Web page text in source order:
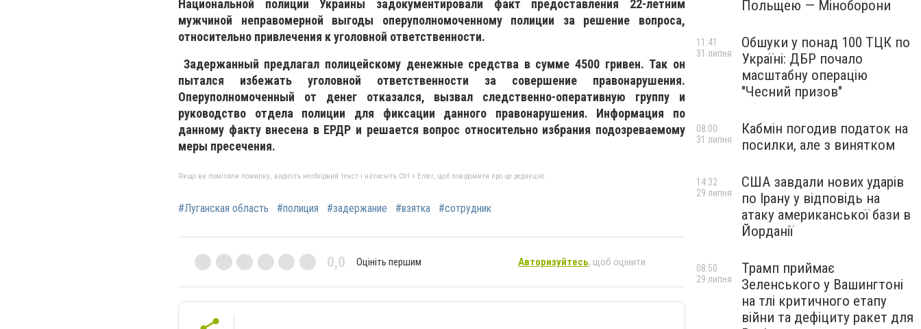
Национальной полиции Украины задокументировали факт предоставления 22-летним
мужчиной неправомерной выгоды оперуполномоченному полиции за решение вопроса,
относительно привлечения к уголовной ответственности.
Задержанный предлагал полицейскому денежные средства в сумме 4500 гривен. Так он
пытался избежать уголовной ответственности за совершение правонарушения.
Оперуполномоченный от денег отказался, вызвал следственно-оперативную группу и
руководство отдела полиции для фиксации данного правонарушения. Информация по
данному факту внесена в ЕРДР и решается вопрос относительно избрания подозреваемому
меры пресечения.
Якщо ви помітили помилку, виділіть необхідний текст і натисніть Ctrl + Enter, щоб повідомити про це редакцію
#Луганская область #полиция #задержание #взятка #сотрудник
0,0 Оцініть першим Авторизуйтесь, щоб оцінити
Польщею — Міноборони
Обшуки у понад 100 ТЦК по
Україні: ДБР почало
масштабну операцію
"Чесний призов"
11:41
31 липня
Кабмін погодив податок на
посилки, але з винятком
08:00
31 липня
США завдали нових ударів
по Ірану у відповідь на
атаку американської бази в
Йорданії
14:32
29 липня
Трамп приймає
Зеленського у Вашингтоні
на тлі критичного етапу
війни та дефіциту ракет для
08:50
29 липня